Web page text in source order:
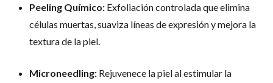
Peeling Químico: Exfoliación controlada que elimina
células muertas, suaviza líneas de expresión y mejora la
textura de la piel.
Microneedling: Rejuvenece la piel al estimular la